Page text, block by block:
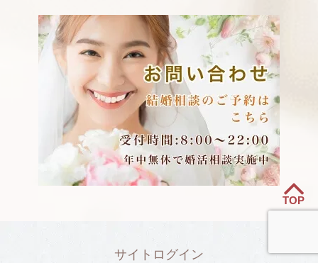
サイトログイン
TOP